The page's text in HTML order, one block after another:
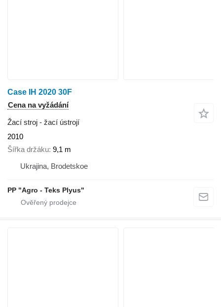
Case IH 2020 30F
Cena na vyžádání
Žací stroj - žací ústrojí
2010
Šířka držáku 9,1 m
Ukrajina, Brodetskoe
PP "Agro - Teks Plyus"